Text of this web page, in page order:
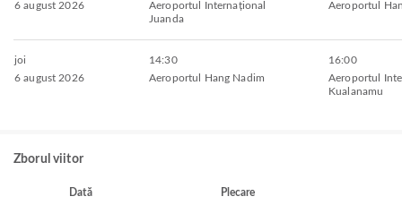
6 august 2026
Aeroportul Internațional
Juanda
Aeroportul
joi
6 august 2026
14:30
Aeroportul Hang Nadim
16:00
Aeroportul
Kualanamu
Zborul viitor
Dată Plecare